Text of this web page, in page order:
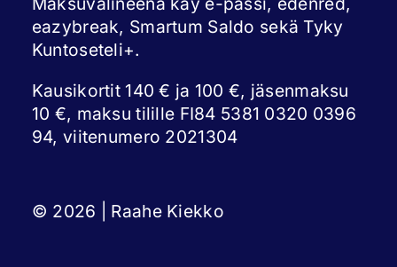
eazybreak, Smartum Saldo sekä Tyky
Kuntoseteli+.
Kausikortit 140 € ja 100 €, jäsenmaksu
10 €, maksu tilille FI84 5381 0320 0396
94, viitenumero 2021304
© 2026 | Raahe Kiekko